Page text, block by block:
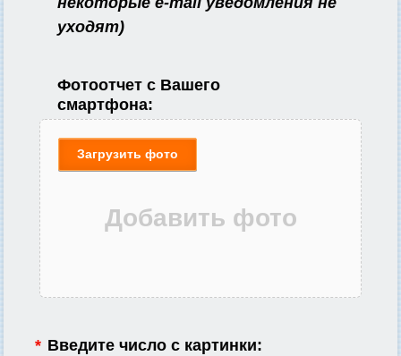
уходят)
Фотоотчет с Вашего
смартфона:
Загрузить фото
* Введите число с картинки: